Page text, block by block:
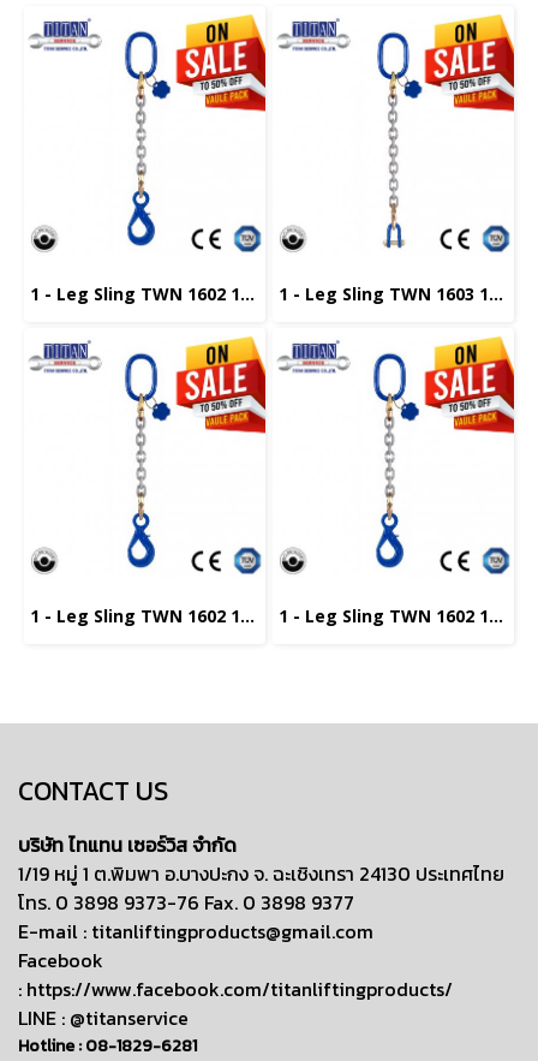
1 - Leg Sling TWN 1602 10 -XL น้ำหนักยก 4 ตัน ,ยาว 1 เมตร 1 - Leg Sling TWN 1603 10 -XL น้ำหนักยก 4 ตัน ,ยาว 1 เมตร
1 - Leg Sling TWN 1602 13 -XL น้ำหนักยก 6.7 ตัน ,ยาว 2 เมตร 1 - Leg Sling TWN 1602 13 -XL น้ำหนักยก 6.7 ตัน ,ยาว 1 เมตร
CONTACT US
บริษัท ไทแทน เซอร์วิส จำกัด
1/19 หมู่ 1 ต.พิมพา อ.บางปะกง จ. ฉะเชิงเทรา 24130 ประเทศไทย
โทร. 0 3898 9373-76 Fax. 0 3898 9377
E-mail : titanliftingproducts@gmail.com
Facebook
: https://www.facebook.com/titanliftingproducts/
LINE : @titanservice
Hotline :08-1829-6281